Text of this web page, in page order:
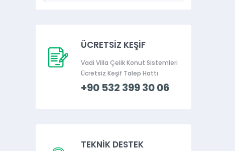
ÜCRETSİZ KEŞİF
Vadi Villa Çelik Konut Sistemleri
Ücretsiz Keşif Talep Hattı
+90 532 399 30 06
TEKNİK DESTEK